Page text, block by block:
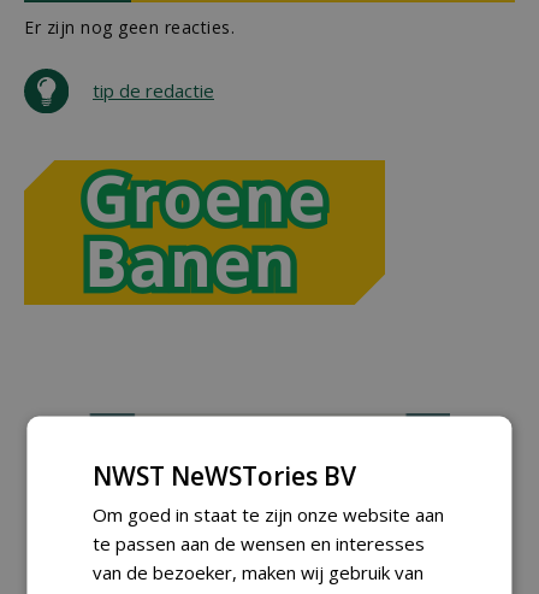
Er zijn nog geen reacties.
tip de redactie
NWST NeWSTories BV
Om goed in staat te zijn onze website aan
te passen aan de wensen en interesses
van de bezoeker, maken wij gebruik van